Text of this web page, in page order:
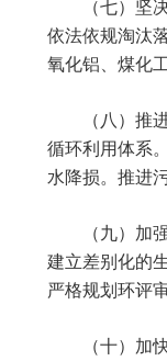
（七）
依法依规淘汰
氧化铝、煤化
（八）
循环利用体系
水降损。推进
（九）
建立差别化的
严格规划环评
（十）